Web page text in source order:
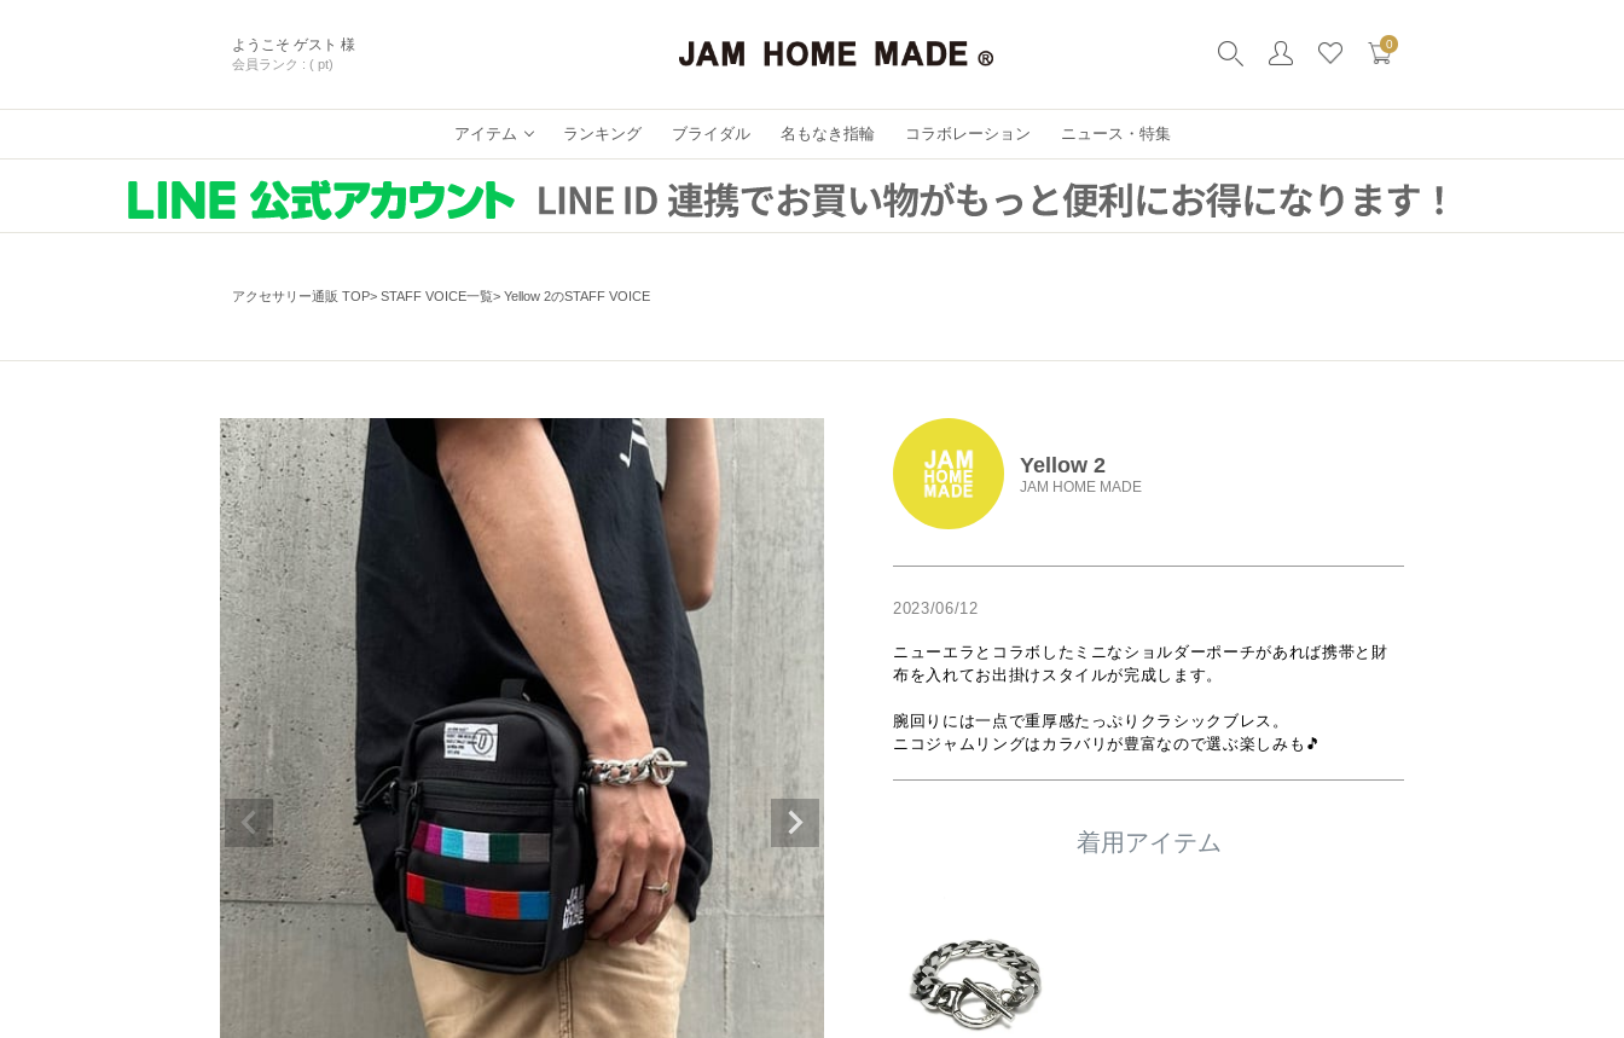
ようこそ ゲスト 様
会員ランク : ( pt)
0
アイテム ランキング ブライダル 名もなき指輪 コラボレーション ニュース・特集
アクセサリー通販 TOP STAFF VOICE一覧 Yellow 2のSTAFF VOICE
Yellow 2
JAM HOME MADE
2023/06/12
ニューエラとコラボしたミニなショルダーポーチがあれば携帯と財
布を入れてお出掛けスタイルが完成します。
腕回りには一点で重厚感たっぷりクラシックブレス。
ニコジャムリングはカラバリが豊富なので選ぶ楽しみも🎵
着用アイテム